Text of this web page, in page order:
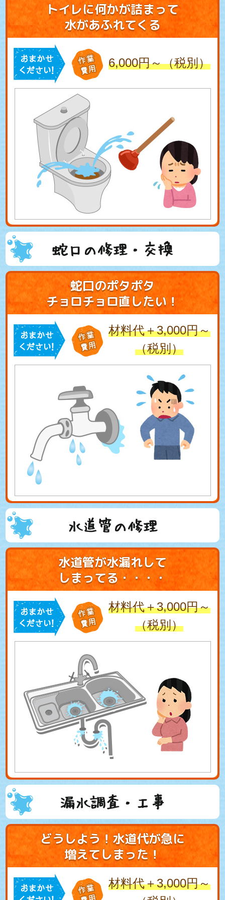
トイレに何かが詰まって
水があふれてくる
6,000円～（税別）
蛇口の修理・交換
蛇口のポタポタ
チョロチョロ直したい！
材料代＋3,000円～
（税別）
水道管の修理
水道管が水漏れして
しまってる・・・・
材料代＋3,000円～
（税別）
漏水調査・工事
どうしよう！水道代が急に
増えてしまった！
材料代＋3,000円～